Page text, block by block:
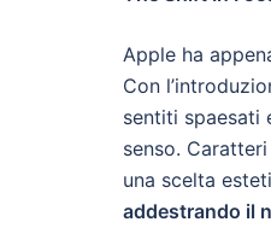
Apple ha
Con
sentiti spaesati
senso.
una scelta
addestrando il